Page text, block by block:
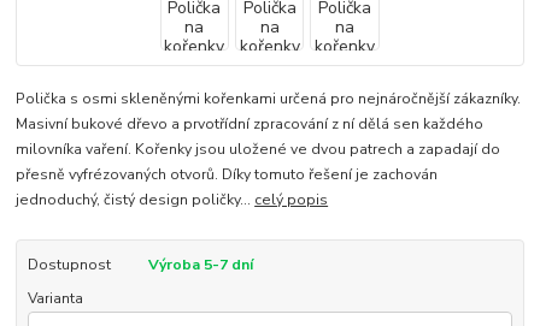
Polička s osmi skleněnými kořenkami určená pro nejnáročnější zákazníky.
Masivní bukové dřevo a prvotřídní zpracování z ní dělá sen každého
milovníka vaření. Kořenky jsou uložené ve dvou patrech a zapadají do
přesně vyfrézovaných otvorů. Díky tomuto řešení je zachován
jednoduchý, čistý design poličky... celý popis
Dostupnost
Výroba 5-7 dní
Varianta